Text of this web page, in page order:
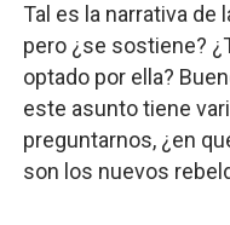
Tal es la narrativa
pero ¿se sostiene?
optado por ella?
este asunto tiene
preguntarnos, ¿en
son los nuevos